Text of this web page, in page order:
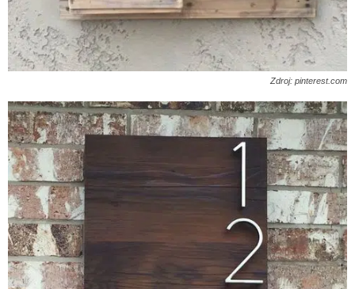
Zdroj: pinterest.com